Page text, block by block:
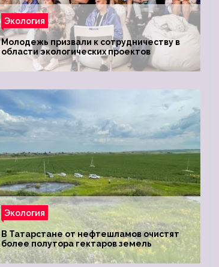
Экология
Молодежь призвали к сотрудничеству в
области экологических проектов
Экология
В Татарстане от нефтешламов очистят
более полутора гектаров земель